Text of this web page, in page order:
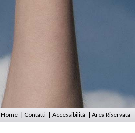
Home | Contatti | Accessibilità | Area Riservata